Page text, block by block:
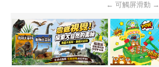
← 可觸屏滑動 →